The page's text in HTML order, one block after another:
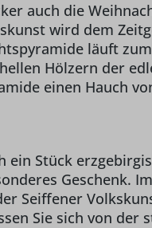
auch die
wird dem
läuft
Hölzern der
einen Hauch
Stück
Geschenk.
Seiffener
Sie sich von der